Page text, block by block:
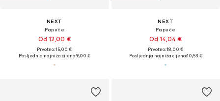
NEXT
Papuče
Od 12,00 €
Prvotno: 15,00 €
Posljednja najniža cijena:9,00 €
NEXT
Papuče
Od 14,04 €
Prvotno: 18,00 €
Posljednja najniža cijena:10,53 €